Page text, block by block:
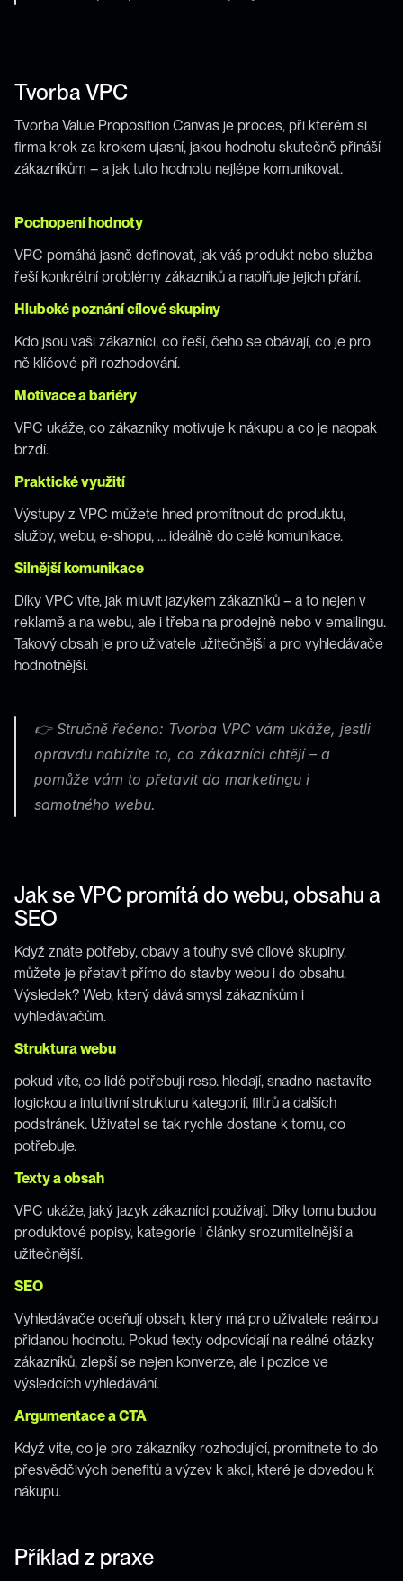
Tvorba VPC
Tvorba Value Proposition Canvas je proces, při kterém si
firma krok za krokem ujasní, jakou hodnotu skutečně přináší
zákazníkům – a jak tuto hodnotu nejlépe komunikovat.
Pochopení hodnoty
VPC pomáhá jasně definovat, jak váš produkt nebo služba
řeší konkrétní problémy zákazníků a naplňuje jejich přání.
Hluboké poznání cílové skupiny
Kdo jsou vaši zákazníci, co řeší, čeho se obávají, co je pro
ně klíčové při rozhodování.
Motivace a bariéry
VPC ukáže, co zákazníky motivuje k nákupu a co je naopak
brzdí.
Praktické využití
Výstupy z VPC můžete hned promítnout do produktu,
služby, webu, e-shopu, … ideálně do celé komunikace.
Silnější komunikace
Díky VPC víte, jak mluvit jazykem zákazníků – a to nejen v
reklamě a na webu, ale i třeba na prodejně nebo v emailingu.
Takový obsah je pro uživatele užitečnější a pro vyhledávače
hodnotnější.
👉 Stručně řečeno: Tvorba VPC vám ukáže, jestli
opravdu nabízíte to, co zákazníci chtějí – a
pomůže vám to přetavit do marketingu i
samotného webu.
Jak se VPC promítá do webu, obsahu a
SEO
Když znáte potřeby, obavy a touhy své cílové skupiny,
můžete je přetavit přímo do stavby webu i do obsahu.
Výsledek? Web, který dává smysl zákazníkům i
vyhledávačům.
Struktura webu
pokud víte, co lidé potřebují resp. hledají, snadno nastavíte
logickou a intuitivní strukturu kategorií, filtrů a dalších
podstránek. Uživatel se tak rychle dostane k tomu, co
potřebuje.
Texty a obsah
VPC ukáže, jaký jazyk zákazníci používají. Díky tomu budou
produktové popisy, kategorie i články srozumitelnější a
užitečnější.
SEO
Vyhledávače oceňují obsah, který má pro uživatele reálnou
přidanou hodnotu. Pokud texty odpovídají na reálné otázky
zákazníků, zlepší se nejen konverze, ale i pozice ve
výsledcích vyhledávání.
Argumentace a CTA
Když víte, co je pro zákazníky rozhodující, promítnete to do
přesvědčivých benefitů a výzev k akci, které je dovedou k
nákupu.
Příklad z praxe